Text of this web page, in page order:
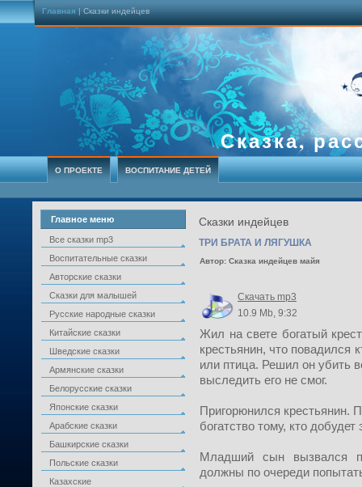
Главная | Сказки индейцев
Сказка,
О ПРОЕКТЕ ВОСПИТАНИЕ ДЕТЕЙ
Главное меню
Все сказки mp3
Воспитательные сказки
Авторские сказки
Сказки для малышей
Русские народные сказки
Китайские сказки
Шведские сказки
Армянские сказки
Белорусские сказки
Японские сказки
Арабские сказки
Башкирские сказки
Польские сказки
Казахские
Сказки индейцев
ТРИ БРАТА И ЛЯГУШКА
Автор: Сказка индейцев майя
Скачать mp3
10.9 Mb, 9:32
Жил на свете богатый
крестьянин, что повадился
или птица. Решил он убить
выследить его не смог.
Пригорюнился крестьянин.
богатство тому, кто
Младший сын вызвался
должны по очереди